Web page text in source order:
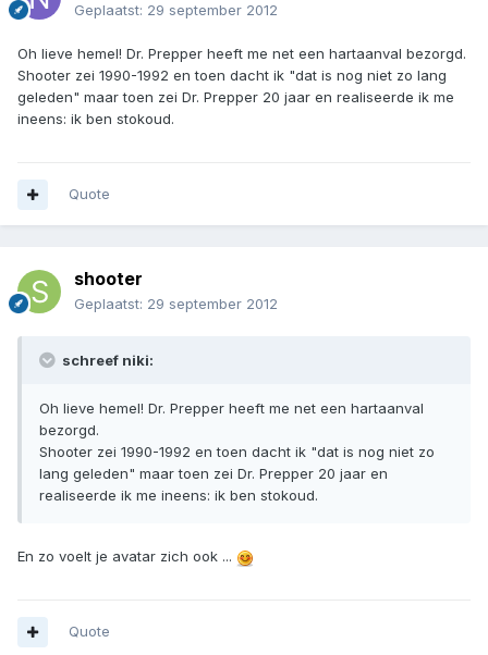
Geplaatst: 29 september 2012
Oh lieve hemel! Dr. Prepper heeft me net een hartaanval bezorgd.
Shooter zei 1990-1992 en toen dacht ik "dat is nog niet zo lang
geleden" maar toen zei Dr. Prepper 20 jaar en realiseerde ik me
ineens: ik ben stokoud.
Quote
shooter
Geplaatst: 29 september 2012
schreef niki:
Oh lieve hemel! Dr. Prepper heeft me net een hartaanval
bezorgd.
Shooter zei 1990-1992 en toen dacht ik "dat is nog niet zo
lang geleden" maar toen zei Dr. Prepper 20 jaar en
realiseerde ik me ineens: ik ben stokoud.
En zo voelt je avatar zich ook ...
Quote